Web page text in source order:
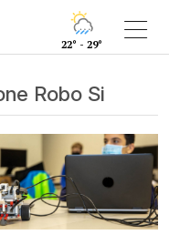
22° - 29°
Robo Si